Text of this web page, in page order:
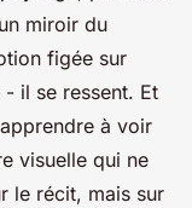
miroir du
figée sur
- il se ressent. Et
à voir
visuelle qui ne
le récit, mais sur